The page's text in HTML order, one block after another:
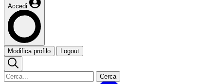
Accedi
Modifica profilo Logout
Cerca